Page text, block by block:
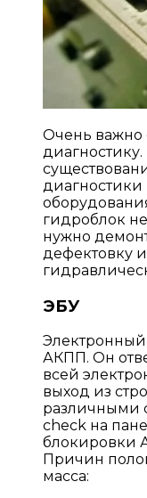
Очень важно
диагностики
гидроблок
нужно
дефектовку
ЭБУ
Электронный
АКПП. Он
всей
выход из
различными
check на
блокировки
Причин
масса: